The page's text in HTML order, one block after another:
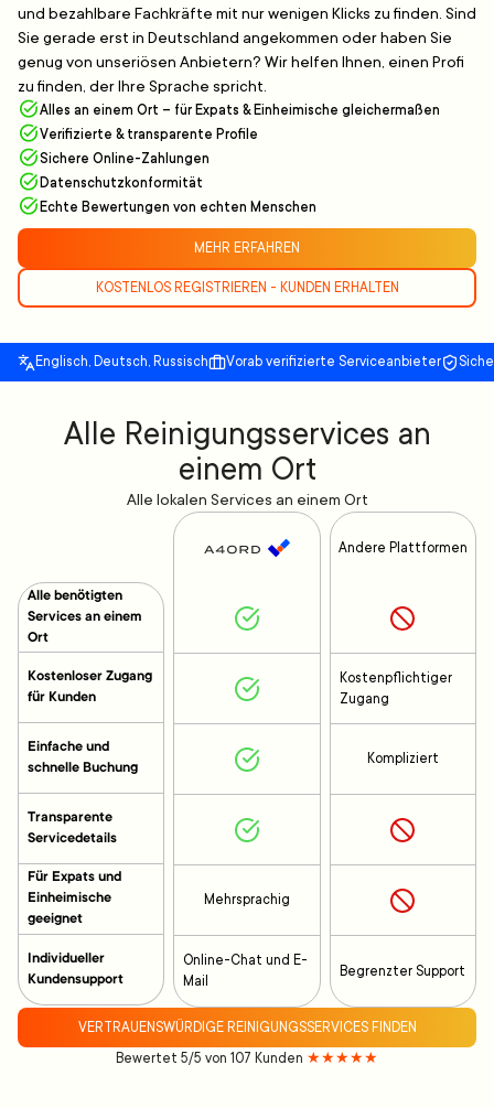
und bezahlbare Fachkräfte mit nur wenigen Klicks zu finden. Sind
Sie gerade erst in Deutschland angekommen oder haben Sie
genug von unseriösen Anbietern? Wir helfen Ihnen, einen Profi
zu finden, der Ihre Sprache spricht.
Alles an einem Ort – für Expats & Einheimische gleichermaßen
Verifizierte & transparente Profile
Sichere Online-Zahlungen
Datenschutzkonformität
Echte Bewertungen von echten Menschen
MEHR ERFAHREN
KOSTENLOS REGISTRIEREN - KUNDEN ERHALTEN
Englisch, Deutsch, Russisch Vorab verifizierte Serviceanbieter
Alle Reinigungsservices an
einem Ort
Alle lokalen Services an einem Ort
Alle benötigten
Services an einem
Ort
Kostenloser Zugang
für Kunden
Einfache und
schnelle Buchung
Transparente
Servicedetails
Für Expats und
Einheimische
geeignet
Individueller
Kundensupport
Mehrsprachig
Online-Chat und E-
Mail
Andere Plattformen
Kostenpflichtiger
Zugang
Kompliziert
Begrenzter Support
VERTRAUENSWÜRDIGE REINIGUNGSSERVICES FINDEN
Bewertet 5/5 von 107 Kunden ★★★★★